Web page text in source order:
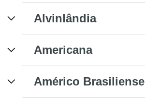
Alvinlândia
Americana
Américo Brasiliense